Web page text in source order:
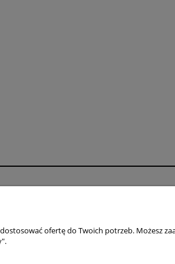
dostawy
zamówienia
Jak kupować?
ofertę do Twoich potrzeb. Możesz